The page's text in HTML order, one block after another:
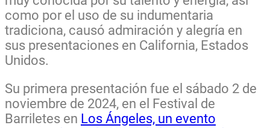
como por el uso de su indumentaria
tradiciona, causó admiración y alegría en
sus presentaciones en California, Estados
Unidos.
Su primera presentación fue el sábado 2 de
noviembre de 2024, en el Festival de
Barriletes en Los Ángeles, un evento